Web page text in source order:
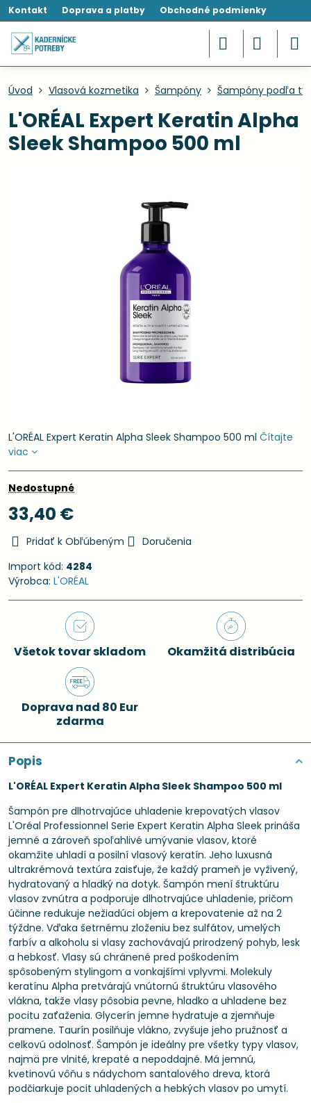
Kontakt Doprava a platby Obchodné podmienky
Úvod Vlasová kozmetika Šampóny Šampóny podľa
L'ORÉAL Expert Keratin Alpha
Sleek Shampoo 500 ml
L'ORÉAL Expert Keratin Alpha Sleek Shampoo 500 ml Čítajte
viac
Nedostupné
33,40 €
Pridať k Obľúbeným
Doručenia
Import kód: 4284
Výrobca: L'ORÉAL
Všetok tovar skladom Okamžitá distribúcia
Doprava nad 80 Eur
zdarma
Popis
L'ORÉAL Expert Keratin Alpha Sleek Shampoo 500 ml
Šampón pre dlhotrvajúce uhladenie krepovatých vlasov
L'Oréal Professionnel Serie Expert Keratin Alpha Sleek prináša
jemné a zároveň spoľahlivé umývanie vlasov, ktoré
okamžite uhladí a posilní vlasový keratín. Jeho luxusná
ultrakrémová textúra zaisťuje, že každý prameň je vyživený,
hydratovaný a hladký na dotyk. Šampón mení štruktúru
vlasov zvnútra a podporuje dlhotrvajúce uhladenie, pričom
účinne redukuje nežiadúci objem a krepovatenie až na 2
týždne. Vďaka šetrnému zloženiu bez sulfátov, umelých
farbív a alkoholu si vlasy zachovávajú prirodzený pohyb, lesk
a hebkosť. Vlasy sú chránené pred poškodením
spôsobeným stylingom a vonkajšími vplyvmi. Molekuly
keratínu Alpha pretvárajú vnútornú štruktúru vlasového
vlákna, takže vlasy pôsobia pevne, hladko a uhladene bez
pocitu zaťaženia. Glycerín jemne hydratuje a zjemňuje
pramene. Taurín posilňuje vlákno, zvyšuje jeho pružnosť a
celkovú odolnosť. Šampón je ideálny pre všetky typy vlasov,
najmä pre vlnité, krepaté a nepoddajné. Má jemnú,
kvetinovú vôňu s nádychom santalového dreva, ktorá
podčiarkuje pocit uhladených a hebkých vlasov po umytí.